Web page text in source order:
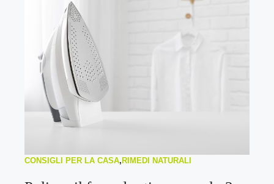
CONSIGLI PER LA CASA, RIMEDI NATURALI